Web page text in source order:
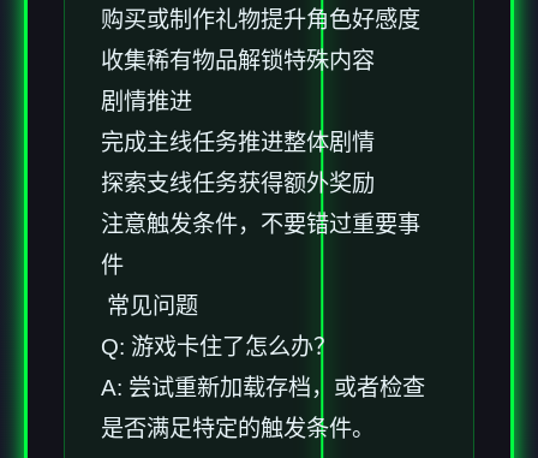
购买或制作礼物提升角色好感度
收集稀有物品解锁特殊内容
剧情推进
完成主线任务推进整体剧情
探索支线任务获得额外奖励
注意触发条件，不要错过重要事
件
常见问题
Q: 游戏卡住了怎么办？
A: 尝试重新加载存档，或者检查
是否满足特定的触发条件。